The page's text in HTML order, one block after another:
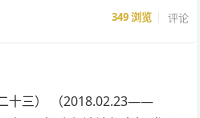
349浏览 评论
十三） （2018.02.23——